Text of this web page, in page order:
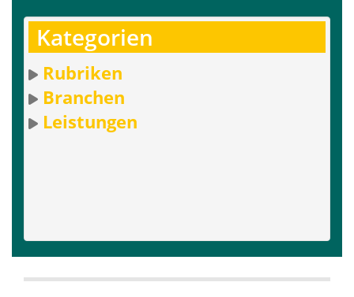
Kategorien
Rubriken
Branchen
Leistungen